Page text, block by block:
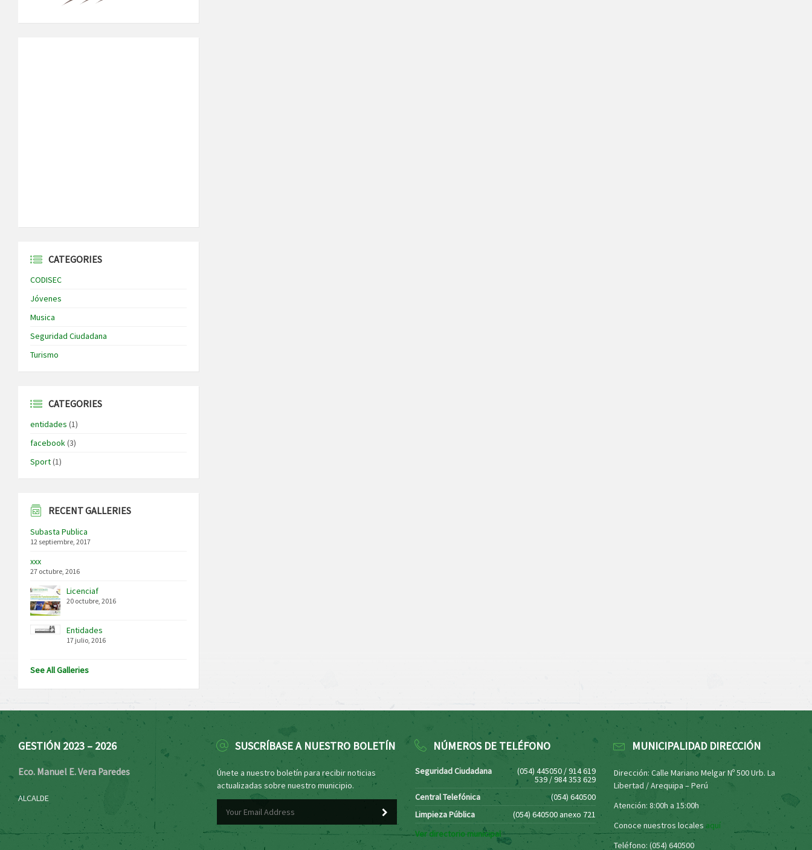
CATEGORIES
CODISEC
Jóvenes
Musica
Seguridad Ciudadana
Turismo
CATEGORIES
entidades (1)
facebook(3)
Sport(1)
RECENT GALLERIES
Subasta Publica
12 septiembre, 2017
xxx
27 octubre, 2016
Licenciaf
20 octubre, 2016
Entidades
17 julio, 2016
See All Galleries
GESTIÓN 2023 – 2026
Eco. Manuel E. Vera Paredes
ALCALDE
SUSCRÍBASE A NUESTRO BOLETÍN
Únete a nuestro boletín para recibir noticias
actualizadas sobre nuestro municipio.
NÚMEROS DE TELÉFONO
Seguridad Ciudadana (054) 445050 / 914 619
539 / 984 353 629
Central Telefónica
(054) 640500
Limpieza Pública
(054) 640500 anexo 721
Ver directorio municipal
MUNICIPALIDAD DIRECCIÓN
Dirección: Calle Mariano Melgar Nº 500 Urb. La
Libertad / Arequipa – Perú
Atención: 8:00h a 15:00h
Conoce nuestros locales aquí
Teléfono: (054) 640500